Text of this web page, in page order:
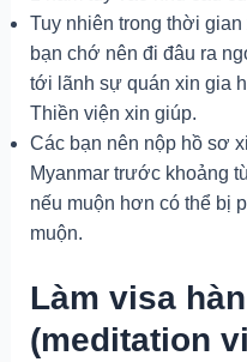
Tuy nhiên trong thời
bạn chớ nên đi đâu ra
tới lãnh sự quán xin gia
Thiền viện xin giúp.
Các bạn nên nộp hồ sơ
Myanmar trước khoảng
nếu muộn hơn có thể bị
muộn.
Làm visa
(meditation